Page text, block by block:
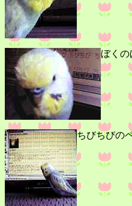
ぼくの
ちびちびの